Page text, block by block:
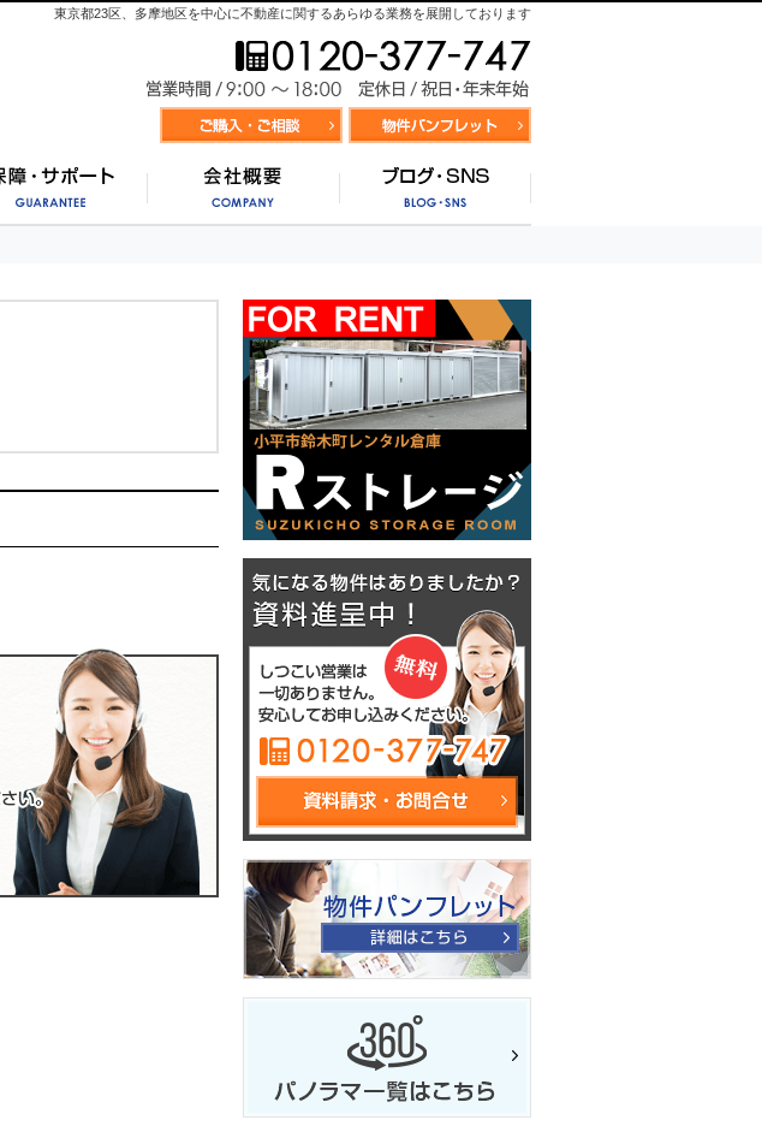
東京都23区、多摩地区を中心に不動産に関するあらゆる業務を展開しております
資料請求・お問合せ